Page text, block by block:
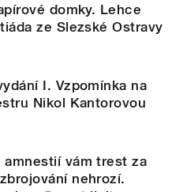
domky. Lehce
ze Slezské Ostravy
I. Vzpomínka na
Nikol Kantorovou
amnestií vám trest za
nehrozí.